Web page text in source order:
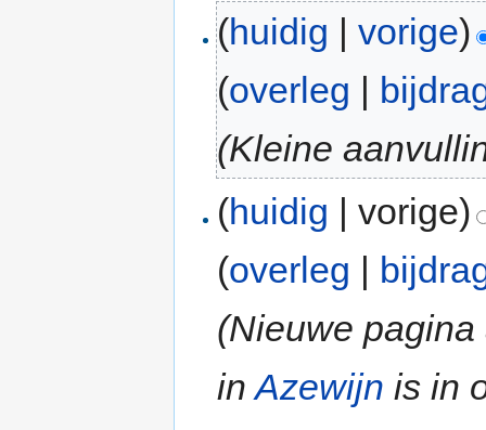
(huidig |vorige)
(overleg
(Kleine
(huidig | vorige)
(overleg |
(Nieuwe
inAzewijn is in